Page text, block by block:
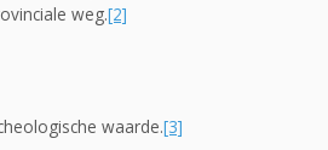
weg.[2]
waarde.[3]